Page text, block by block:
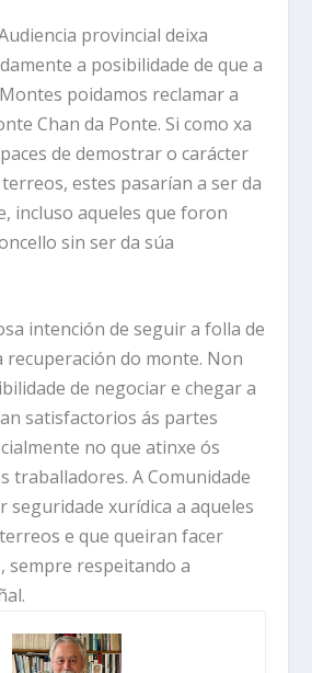
provincial deixa
a posibilidade de que a
poidamos reclamar a
Chan da Ponte. Si como xa
de demostrar o carácter
terreos, estes pasarían a ser da
incluso aqueles que foron
sin ser da súa
intención de seguir a folla de
do monte. Non
de negociar e chegar a
satisfactorios ás partes
no que atinxe ós
traballadores. A Comunidade
seguridade xurídica a aqueles
e que queiran facer
sempre respeitando a